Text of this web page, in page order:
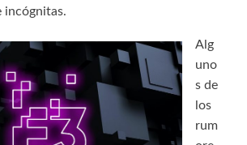
incógnitas.
Alg
uno
s de
los
rum